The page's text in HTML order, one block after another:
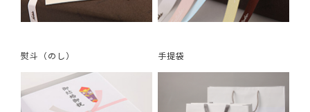
熨斗（のし） 手提袋